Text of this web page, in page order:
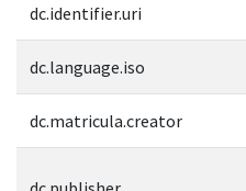
dc.identifier.uri
dc.language.iso
dc.matricula.creator